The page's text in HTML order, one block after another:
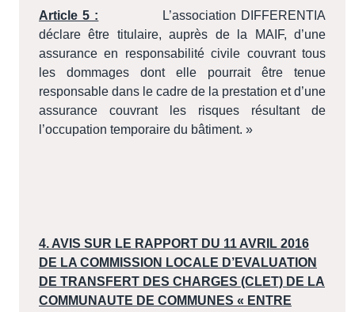
Article 5 :
L’association DIFFERENTIA
déclare être titulaire, auprès de la MAIF, d’une
assurance en responsabilité civile couvrant tous
les dommages dont elle pourrait être tenue
responsable dans le cadre de la prestation et d’une
assurance couvrant les risques résultant de
l’occupation temporaire du bâtiment. »
4. AVIS SUR LE RAPPORT DU 11 AVRIL 2016
DE LA COMMISSION LOCALE D’EVALUATION
DE TRANSFERT DES CHARGES (CLET) DE LA
COMMUNAUTE DE COMMUNES « ENTRE